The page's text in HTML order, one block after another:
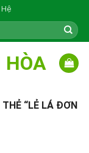
HÒA
“LẺ LÁ ĐƠN